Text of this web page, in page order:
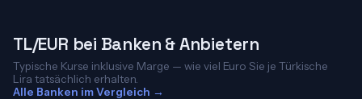
TL/EUR bei Banken & Anbietern
Typische Kurse inklusive Marge — wie viel Euro Sie je Türkische
Lira tatsächlich erhalten.
Alle Banken im Vergleich →